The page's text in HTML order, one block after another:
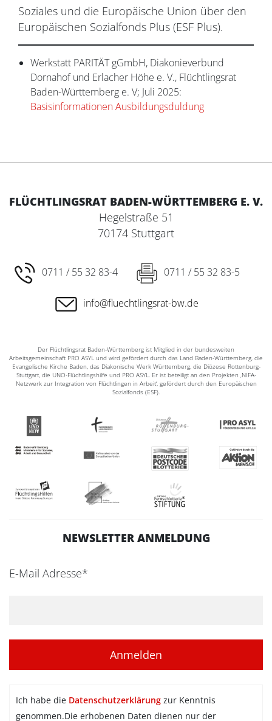
Soziales und die Europäische Union über den
Europäischen Sozialfonds Plus (ESF Plus).
Werkstatt PARITÄT gGmbH, Diakonieverbund
Dornahof und Erlacher Höhe e. V., Flüchtlingsrat
Baden-Württemberg e. V; Juli 2025:
Basisinformationen Ausbildungsduldung
FLÜCHTLINGSRAT BADEN-WÜRTTEMBERG E. V.
Hegelstraße 51
70174 Stuttgart
0711 / 55 32 83-4 0711 / 55 32 83-5
info@fluechtlingsrat-bw.de
Der Flüchtlingsrat Baden-Württemberg ist Mitglied in der bundesweiten
Arbeitsgemeinschaft PRO ASYL und wird gefördert durch das Land Baden-Württemberg, die
Evangelische Kirche Baden, das Diakonische Werk Württemberg, die Diözese Rottenburg-
Stuttgart, die UNO-Flüchtlingshilfe und PRO ASYL. Er ist beteiligt an den Projekten ‚NIFA-
Netzwerk zur Integration von Flüchtlingen in Arbeit‘, gefördert durch den Europäischen
Sozialfonds (ESF).
NEWSLETTER ANMELDUNG
E-Mail Adresse*
Ich habe die Datenschutzerklärung zur Kenntnis
genommen.Die erhobenen Daten dienen nur der